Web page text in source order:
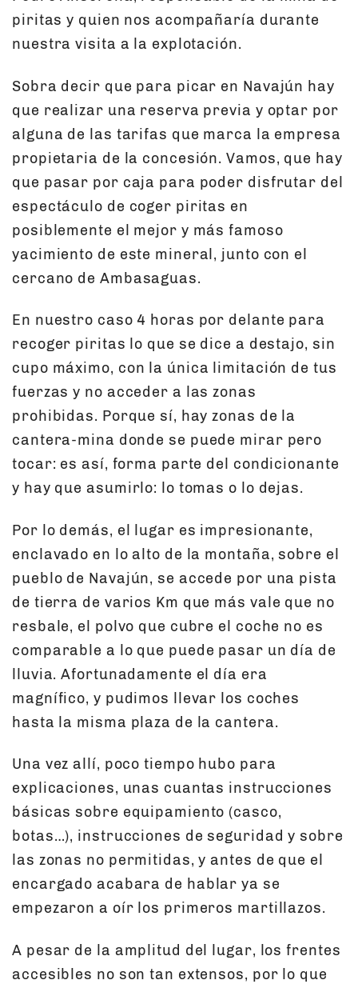
piritas y quien nos acompañaría durante
nuestra visita a la explotación.
Sobra decir que para picar en Navajún hay
que realizar una reserva previa y optar por
alguna de las tarifas que marca la empresa
propietaria de la concesión. Vamos, que hay
que pasar por caja para poder disfrutar del
espectáculo de coger piritas en
posiblemente el mejor y más famoso
yacimiento de este mineral, junto con el
cercano de Ambasaguas.
En nuestro caso 4 horas por delante para
recoger piritas lo que se dice a destajo, sin
cupo máximo, con la única limitación de tus
fuerzas y no acceder a las zonas
prohibidas. Porque sí, hay zonas de la
cantera-mina donde se puede mirar pero
tocar: es así, forma parte del condicionante
y hay que asumirlo: lo tomas o lo dejas.
Por lo demás, el lugar es impresionante,
enclavado en lo alto de la montaña, sobre el
pueblo de Navajún, se accede por una pista
de tierra de varios Km que más vale que no
resbale, el polvo que cubre el coche no es
comparable a lo que puede pasar un día de
lluvia. Afortunadamente el día era
magnífico, y pudimos llevar los coches
hasta la misma plaza de la cantera.
Una vez allí, poco tiempo hubo para
explicaciones, unas cuantas instrucciones
básicas sobre equipamiento (casco,
botas…), instrucciones de seguridad y sobre
las zonas no permitidas, y antes de que el
encargado acabara de hablar ya se
empezaron a oír los primeros martillazos.
A pesar de la amplitud del lugar, los frentes
accesibles no son tan extensos, por lo que